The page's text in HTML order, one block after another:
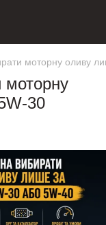
моторну оливу
30